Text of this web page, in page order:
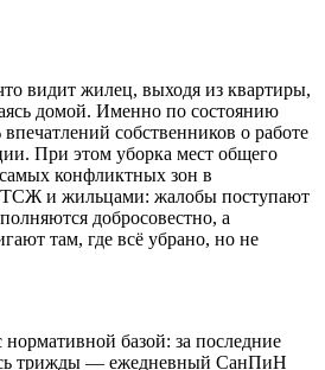
видит жилец, выходя из квартиры,
домой. Именно по состоянию
собственников о работе
При этом уборка мест общего
конфликтных зон в
и жильцами: жалобы поступают
добросовестно, а
там, где всё убрано, но не
базой: за последние
трижды — ежедневный СанПиН